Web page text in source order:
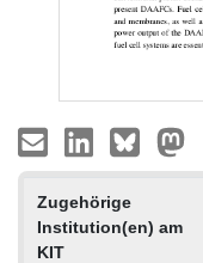
Zugehörige
Institution(en) am
KIT